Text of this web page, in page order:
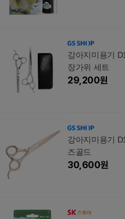
강아지미용기
장가위 세트
29,200원
강아지미용기
즈골드
30,600원